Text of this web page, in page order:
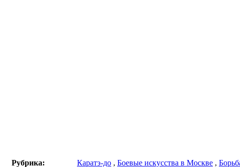
Рубрика: Каратэ-до , Боевые искусства в Москве ,